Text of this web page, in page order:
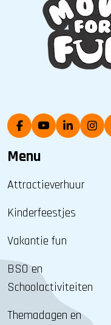
Menu
Attractieverhuur
Kinderfeestjes
Vakantie fun
BSO en
Schoolactiviteiten
Themadagen en